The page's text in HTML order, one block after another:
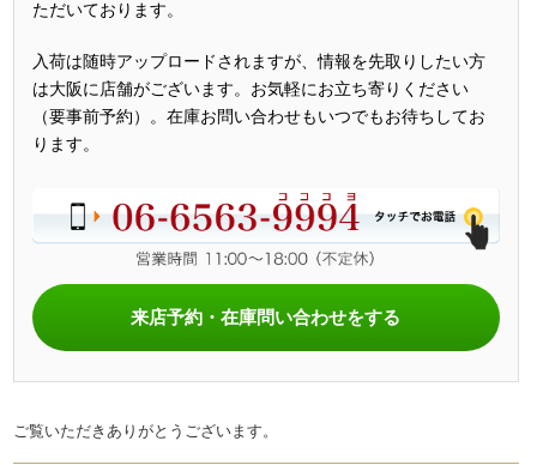
ただいております。
入荷は随時アップロードされますが、情報を先取りしたい方
は大阪に店舗がございます。お気軽にお立ち寄りください
（要事前予約）。在庫お問い合わせもいつでもお待ちしてお
ります。
来店予約・在庫問い合わせをする
ご覧いただきありがとうございます。